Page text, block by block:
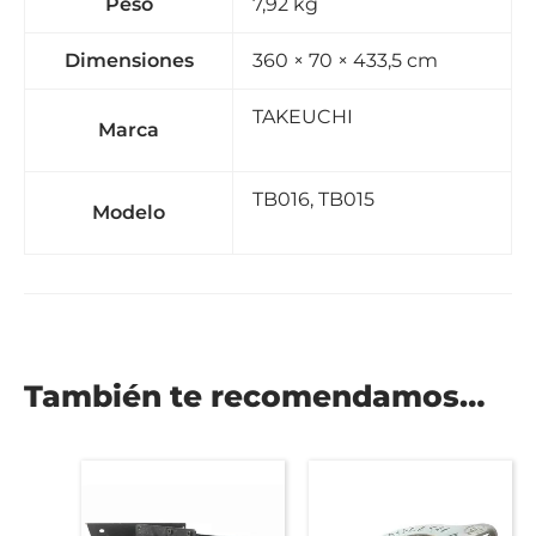
Dimensiones 360 × 70 × 433,5 cm
Marca
TAKEUCHI
Modelo
TB016, TB015
También te recomendamos…